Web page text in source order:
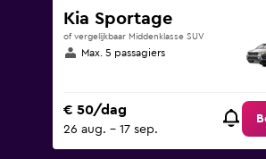
Kia Sportage
of vergelijkbaar Middenklasse SUV
Max. 5 passagiers
€ 50/dag
26 aug. - 17 sep.